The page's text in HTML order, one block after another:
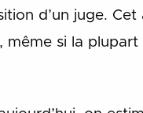
d’un juge.
si la